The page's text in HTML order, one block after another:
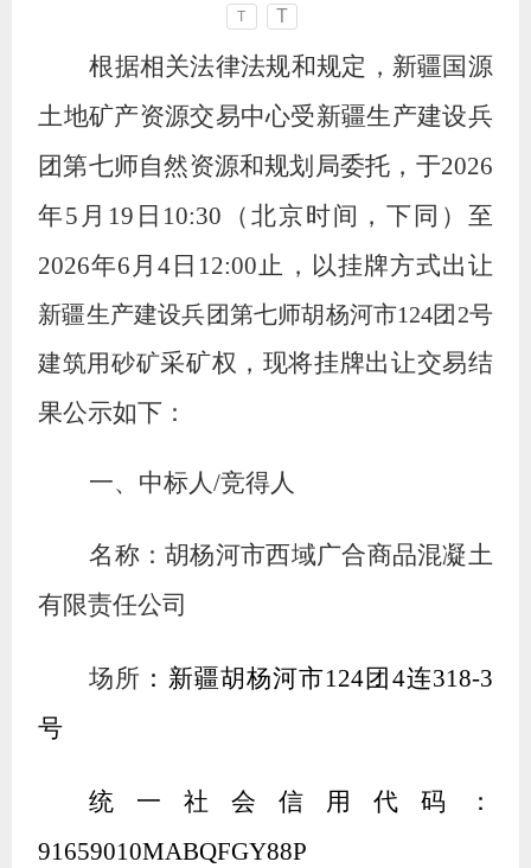
T T
根据相关法律法规和规定，新疆国源
土地矿产资源交易中心受新疆生产建设兵
团第七师自然资源和规划局委托，于2026
年5月19日10:30（北京时间，下同）至
2026年6月4日12:00止，以挂牌方式出让
新疆生产建设兵团第七师胡杨河市124团2号
建筑用砂矿采矿权，现将挂牌出让交易结
果公示如下：
一、中标人/竞得人
名称：胡杨河市西域广合商品混凝土
有限责任公司
场所 ：新疆胡杨河市124团4连318-3
号
统一社会信用代码：
91659010MABQFGY88P